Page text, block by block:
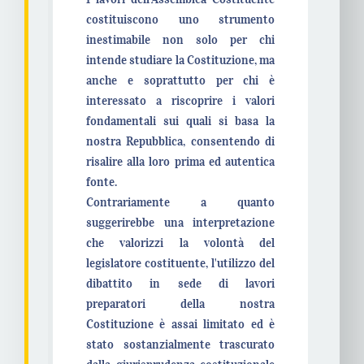
costituiscono uno strumento
inestimabile non solo per chi
intende studiare la Costituzione, ma
anche e soprattutto per chi è
interessato a riscoprire i valori
fondamentali sui quali si basa la
nostra Repubblica, consentendo di
risalire alla loro prima ed autentica
fonte.
Contrariamente a quanto
suggerirebbe una interpretazione
che valorizzi la volontà del
legislatore costituente, l'utilizzo del
dibattito in sede di lavori
preparatori della nostra
Costituzione è assai limitato ed è
stato sostanzialmente trascurato